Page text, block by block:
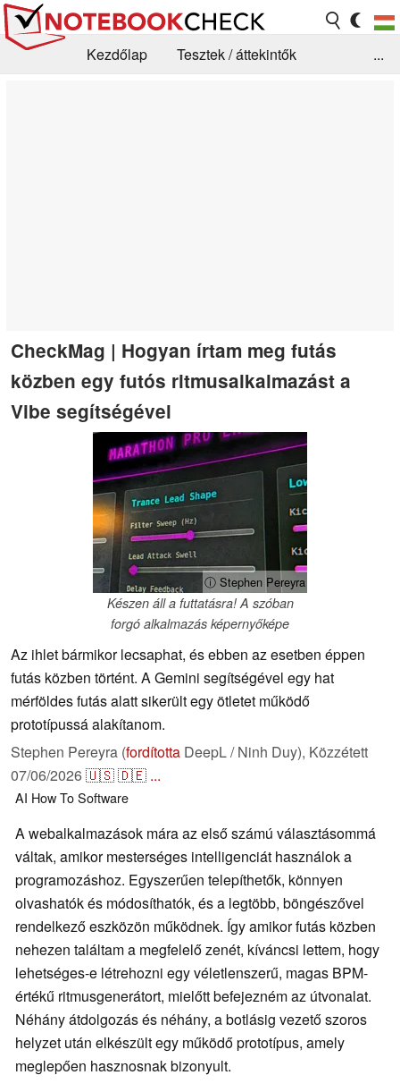
Kezdőlap
Tesztek / áttekintők
...
CheckMag | Hogyan írtam meg futás
közben egy futós ritmusalkalmazást a
Vibe segítségével
ⓘ Stephen Pereyra
Készen áll a futtatásra! A szóban
forgó alkalmazás képernyőképe
Az ihlet bármikor lecsaphat, és ebben az esetben éppen
futás közben történt. A Gemini segítségével egy hat
mérföldes futás alatt sikerült egy ötletet működő
prototípussá alakítanom.
Stephen Pereyra (fordította DeepL / Ninh Duy), Közzétett
07/06/2026🇺🇸🇩🇪 ...
AI How ToSoftware
A webalkalmazások mára az első számú választásommá
váltak, amikor mesterséges intelligenciát használok a
programozáshoz. Egyszerűen telepíthetők, könnyen
olvashatók és módosíthatók, és a legtöbb, böngészővel
rendelkező eszközön működnek. Így amikor futás közben
nehezen találtam a megfelelő zenét, kíváncsi lettem, hogy
lehetséges-e létrehozni egy véletlenszerű, magas BPM-
értékű ritmusgenerátort, mielőtt befejezném az útvonalat.
Néhány átdolgozás és néhány, a botlásig vezető szoros
helyzet után elkészült egy működő prototípus, amely
meglepően hasznosnak bizonyult.​